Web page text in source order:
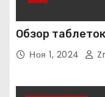
Обзор
Ноя 1, 2024